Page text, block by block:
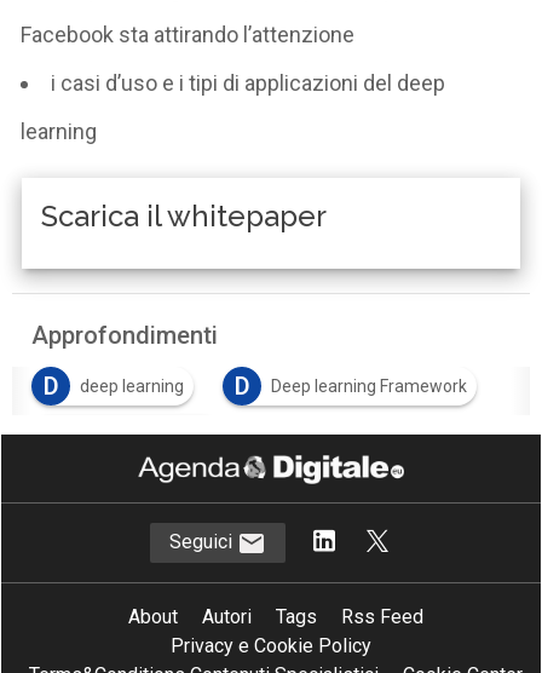
Facebook sta attirando l’attenzione
i casi d’uso e i tipi di applicazioni del deep
learning
Scarica il whitepaper
Approfondimenti
D
deep learning D Deep learning Framework
M machine learning
Seguici
About Autori Tags
Rss Feed
Privacy e Cookie Policy